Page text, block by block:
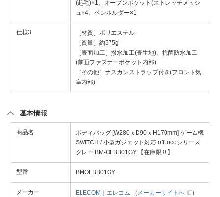
(起毛)×1、オープンポケット(ストレッチメッシ
ュ×4、ペンホルダー×1
仕様3
［材質］ポリエステル
［質量］約575g
［表面加工］撥水加工(表生地)、抗菌防水加工
(前面ファスナーポケット内部)
［その他］ナスカンストラップ付き(フロント気
室内部)
基本情報
商品名
ボディバッグ [W280ｘD90ｘH170mm] ゲーム機
SWITCH / 小型ガジェット対応 off tocoシリーズ
グレー BM-OFBB01GY 【在庫限り】
型番 BMOFBB01GY
メーカー ELECOM｜エレコム （ メーカーサイトへ ）